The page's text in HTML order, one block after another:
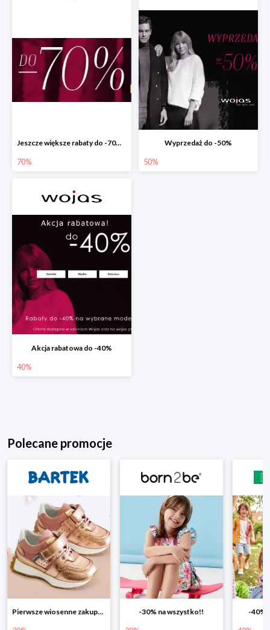
Jeszcze większe rabaty do -70% w Wojas
70%
Wyprzedaż do -50%
50%
Akcja rabatowa do -40%
40%
Polecane promocje
Pierwsze wiosenne zakupy -20% -30% na wszystko!! -40%